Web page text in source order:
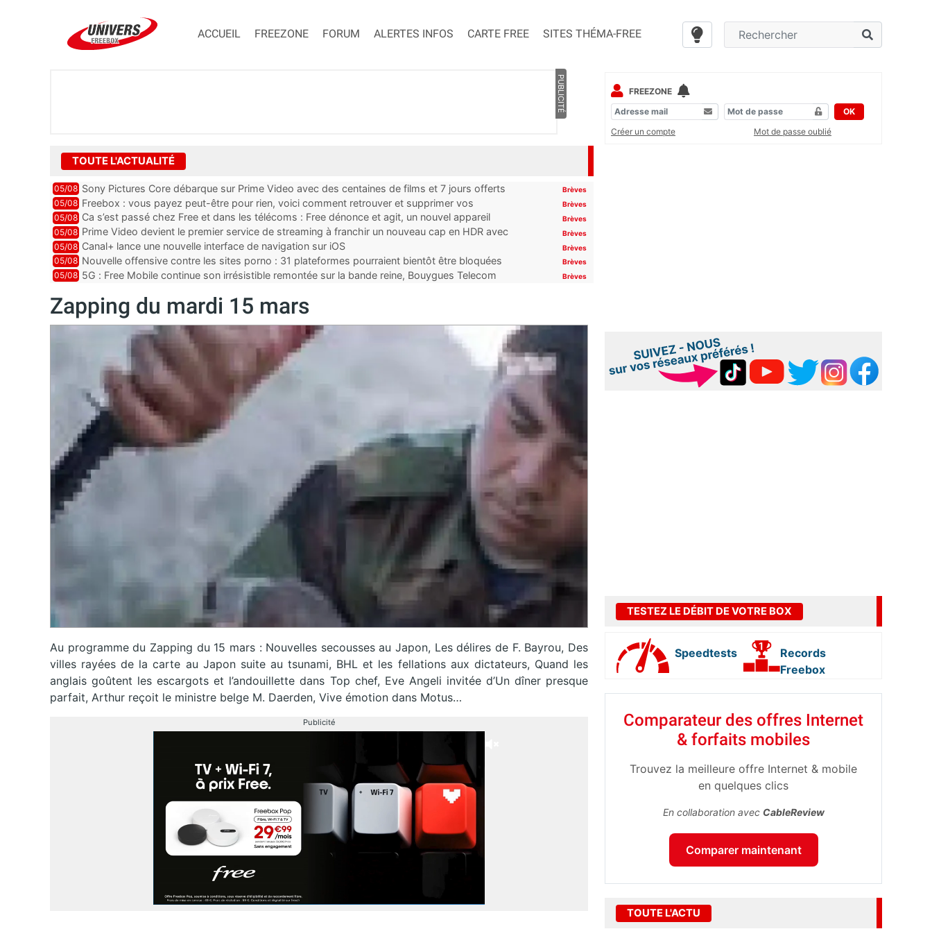
ACCUEIL FREEZONE FORUM ALERTES INFOS CARTE FREE SITES THÉMA-FREE
PUBLICITÉ
TOUTE L'ACTUALITÉ
05/08 Sony Pictures Core débarque sur Prime Video avec des centaines de films et 7 jours offerts Brèves
05/08 Freebox : vous payez peut-être pour rien, voici comment retrouver et supprimer vos
abonnements TV oubliés
Brèves
05/08 Ca s’est passé chez Free et dans les télécoms : Free dénonce et agit, un nouvel appareil
pointe le bout de...
Brèves
05/08 Prime Video devient le premier service de streaming à franchir un nouveau cap en HDR avec
ce lancement
Brèves
05/08 Canal+ lance une nouvelle interface de navigation sur iOS Brèves
05/08 Nouvelle offensive contre les sites porno : 31 plateformes pourraient bientôt être bloquées
par Orange, Free, SF...
Brèves
05/08 5G : Free Mobile continue son irrésistible remontée sur la bande reine, Bouygues Telecom
Brèves
Zapping du mardi 15 mars
Au programme du Zapping du 15 mars : Nouvelles secousses au Japon, Les délires de F. Bayrou, Des
villes rayées de la carte au Japon suite au tsunami, BHL et les fellations aux dictateurs, Quand les
anglais goûtent les escargots et l’andouillette dans Top chef, Eve Angeli invitée d’Un dîner presque
parfait, Arthur reçoit le ministre belge M. Daerden, Vive émotion dans Motus…
Publicité
FREEZONE
OK
Créer un compte
Mot de passe oublié
TESTEZ LE DÉBIT DE VOTRE BOX
Speedtests
Records
Freebox
Comparateur des offres Internet
& forfaits mobiles
Trouvez la meilleure offre Internet & mobile
en quelques clics
En collaboration avec CableReview
Comparer maintenant
TOUTE L'ACTU